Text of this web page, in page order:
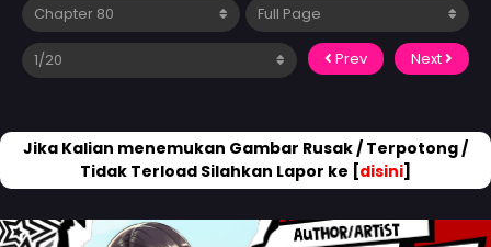
Prev Next
Jika Kalian menemukan Gambar Rusak / Terpotong /
Tidak Terload Silahkan Lapor ke [disini]